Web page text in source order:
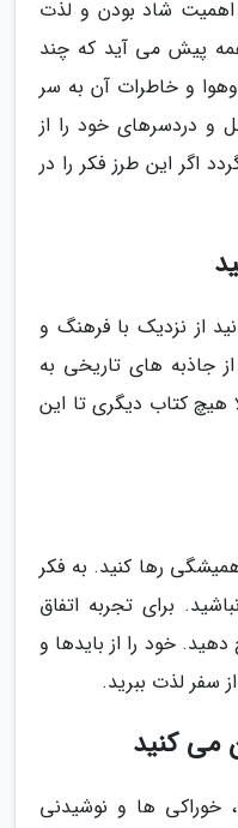
اهمیت شاد بودن و لذت
پیش می آید که چند
و خاطرات آن به سر
و دردسرهای خود را از
اگر این طرز فکر را در
از نزدیک با فرهنگ و
جاذبه های تاریخی به
هیچ کتاب دیگری تا این
رها کنید. به فکر
برای تجربه اتفاق
خود را از بایدها و
سفر لذت ببرید.
خوراکی ها و نوشیدنی